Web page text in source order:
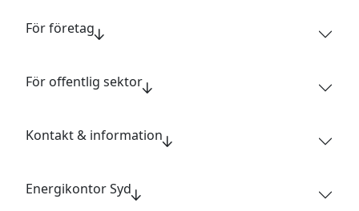
För företag
För offentlig sektor
Kontakt & information
Energikontor Syd